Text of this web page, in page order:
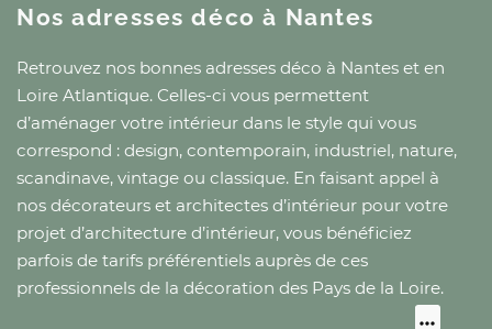
Nos adresses décoà Nantes
Retrouvez nos bonnes adresses déco à Nantes et en
Loire Atlantique. Celles-ci vous permettent
d’aménager votre intérieur dans le style qui vous
correspond : design, contemporain, industriel, nature,
scandinave, vintage ou classique. En faisant appel à
nos décorateurs et architectes d’intérieur pour votre
projet d’architecture d’intérieur, vous bénéficiez
parfois de tarifs préférentiels auprès de ces
professionnels de la décoration des Pays de la Loire.